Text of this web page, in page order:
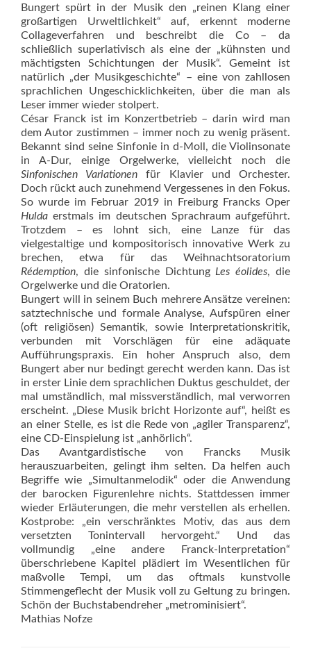
Bungert spürt in der Musik den „reinen Klang einer
großartigen Urweltlichkeit“ auf, erkennt moderne
Collageverfahren und beschreibt die Co – da
schließlich superlativisch als eine der „kühnsten und
mächtigsten Schichtungen der Musik“. Gemeint ist
natürlich „der Musikgeschichte“ – eine von zahllosen
sprachlichen Ungeschicklichkeiten, über die man als
Leser immer wieder stolpert.
César Franck ist im Konzertbetrieb – darin wird man
dem Autor zustimmen – immer noch zu wenig präsent.
Bekannt sind seine Sinfonie in d-Moll, die Violinsonate
in A-Dur, einige Orgelwerke, vielleicht noch die
Sinfonischen Variationen für Klavier und Orchester.
Doch rückt auch zunehmend Vergessenes in den Fokus.
So wurde im Februar 2019 in Freiburg Francks Oper
Hulda erstmals im deutschen Sprachraum aufgeführt.
Trotzdem – es lohnt sich, eine Lanze für das
vielgestaltige und kompositorisch innovative Werk zu
brechen, etwa für das Weihnachtsoratorium
Rédemption, die sinfonische DichtungLes éolides, die
Orgelwerke und die Oratorien.
Bungert will in seinem Buch mehrere Ansätze vereinen:
satztechnische und formale Analyse, Aufspüren einer
(oft religiösen) Semantik, sowie Interpretationskritik,
verbunden mit Vorschlägen für eine adäquate
Aufführungspraxis. Ein hoher Anspruch also, dem
Bungert aber nur bedingt gerecht werden kann. Das ist
in erster Linie dem sprachlichen Duktus geschuldet, der
mal umständlich, mal missverständlich, mal verworren
erscheint. „Diese Musik bricht Horizonte auf“, heißt es
an einer Stelle, es ist die Rede von „agiler Transparenz“,
eine CD-Einspielung ist „anhörlich“.
Das Avantgardistische von Francks Musik
herauszuarbeiten, gelingt ihm selten. Da helfen auch
Begriffe wie „Simultanmelodik“ oder die Anwendung
der barocken Figurenlehre nichts. Stattdessen immer
wieder Erläuterungen, die mehr verstellen als erhellen.
Kostprobe: „ein verschränktes Motiv, das aus dem
versetzten Tonintervall hervorgeht.“ Und das
vollmundig „eine andere Franck-Interpretation“
überschriebene Kapitel plädiert im Wesentlichen für
maßvolle Tempi, um das oftmals kunstvolle
Stimmengeflecht der Musik voll zu Geltung zu bringen.
Schön der Buchstabendreher „metrominisiert“.
Mathias Nofze